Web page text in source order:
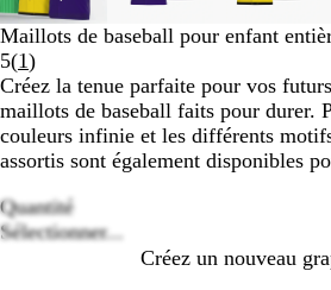
et
pour
zoomer
et
les
fléchées
pour
et
moins
pour
zoomer
et
les
faire
et
pour
zoomer
et
les
touches
faire
défiler
Maillots de baseball pour enfant
5(1Lire
les
1
avis
)
Créez la tenue parfaite pour vos
maillots de baseball faits pour durer.
couleurs infinie et les différents
assortis sont également disponibles
options
Quantité
Sélectionner...
Créez un nouveau